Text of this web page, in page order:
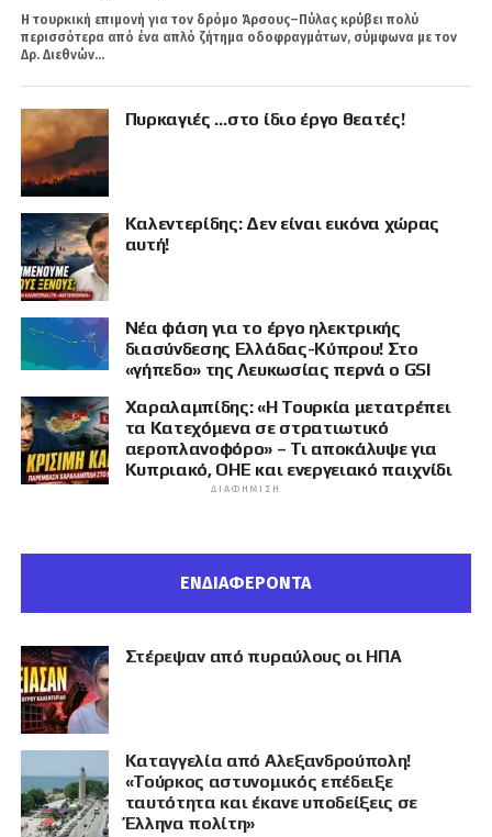
Η τουρκική επιμονή για τον δρόμο Άρσους–Πύλας κρύβει πολύ
περισσότερα από ένα απλό ζήτημα οδοφραγμάτων, σύμφωνα με τον
Δρ. Διεθνών...
Πυρκαγιές …στο ίδιο έργο θεατές!
Καλεντερίδης: Δεν είναι εικόνα χώρας
αυτή!
Νέα φάση για το έργο ηλεκτρικής
διασύνδεσης Ελλάδας-Κύπρου! Στο
«γήπεδο» της Λευκωσίας περνά ο GSI
Χαραλαμπίδης: «Η Τουρκία μετατρέπει
τα Κατεχόμενα σε στρατιωτικό
αεροπλανοφόρο» – Τι αποκάλυψε για
Κυπριακό, ΟΗΕ και ενεργειακό παιχνίδι
ΔΙΑΦΉΜΙΣΗ
ΕΝΔΙΑΦΕΡΟΝΤΑ
Στέρεψαν από πυραύλους οι ΗΠΑ
Καταγγελία από Αλεξανδρούπολη!
«Τούρκος αστυνομικός επέδειξε
ταυτότητα και έκανε υποδείξεις σε
Έλληνα πολίτη»